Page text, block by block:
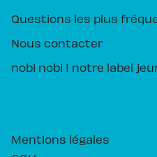
Questions les plus
Nous contacter
nobi nobi ! notre label
Mentions légales